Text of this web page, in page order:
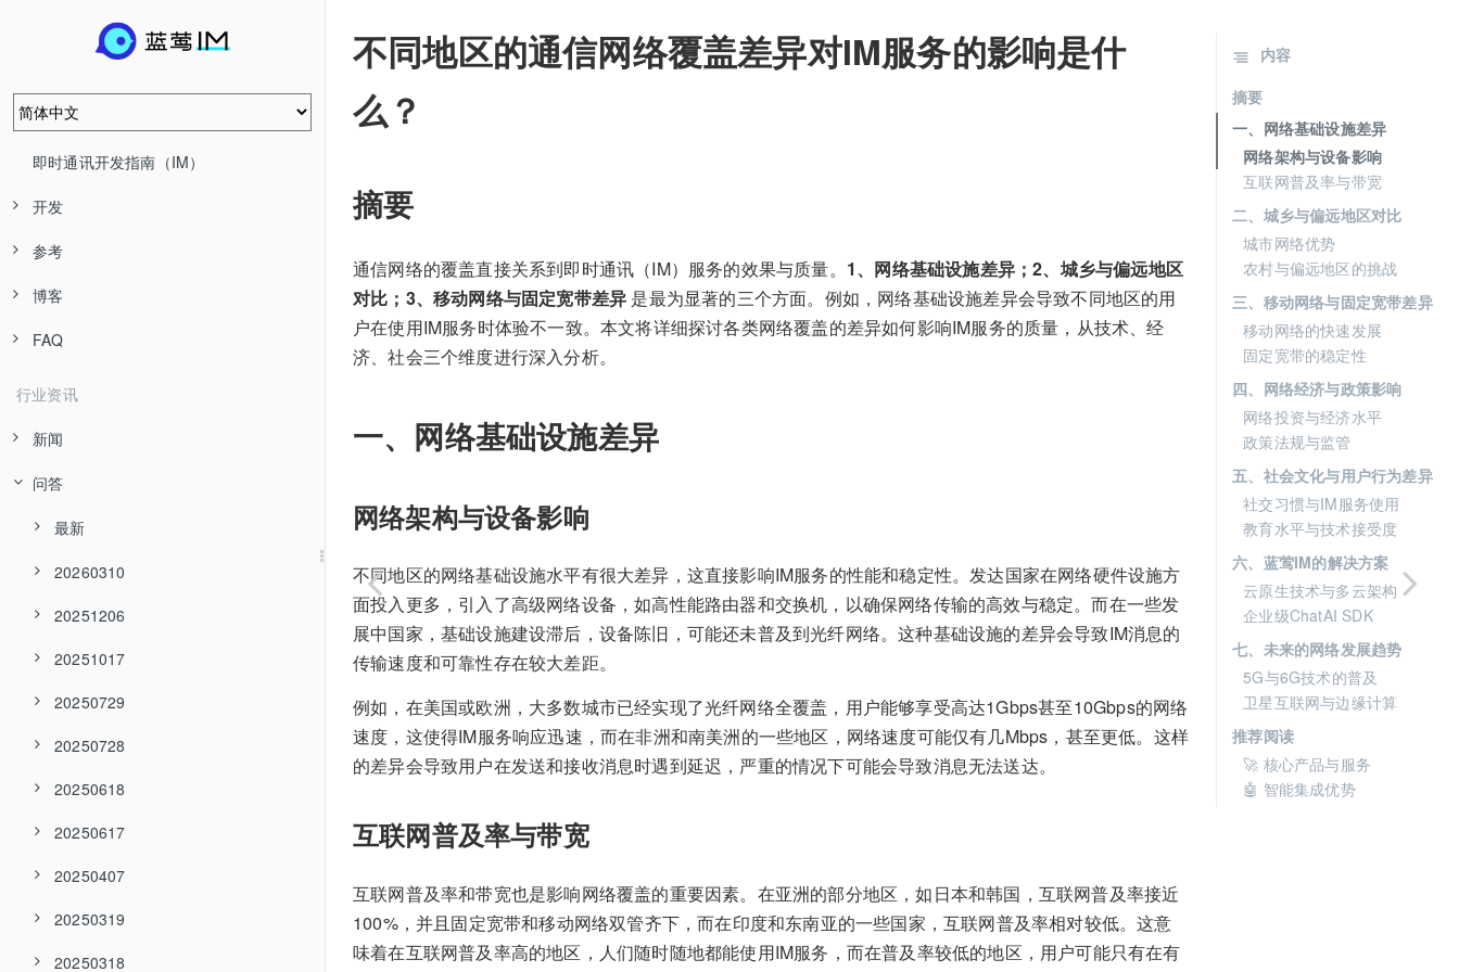
即时通讯开发指南（IM）
开发
参考
博客
FAQ
行业资讯
新闻
问答
最新
20260310
20251206
20251017
20250729
20250728
20250618
20250617
20250407
20250319
20250318
不同地区的通信网络覆盖差异对IM服务的影响是什
么？
摘要
通信网络的覆盖直接关系到即时通讯（IM）服务的效果与质量。 1、网络基础设施差异；2、城乡与偏远地区
对比；3、移动网络与固定宽带差异 是最为显著的三个方面。例如，网络基础设施差异会导致不同地区的用
户在使用IM服务时体验不一致。本文将详细探讨各类网络覆盖的差异如何影响IM服务的质量，从技术、经
济、社会三个维度进行深入分析。
一、网络基础设施差异
网络架构与设备影响
不同地区的网络基础设施水平有很大差异，这直接影响IM服务的性能和稳定性。发达国家在网络硬件设施方
面投入更多，引入了高级网络设备，如高性能路由器和交换机，以确保网络传输的高效与稳定。而在一些发
展中国家，基础设施建设滞后，设备陈旧，可能还未普及到光纤网络。这种基础设施的差异会导致IM消息的
传输速度和可靠性存在较大差距。
例如，在美国或欧洲，大多数城市已经实现了光纤网络全覆盖，用户能够享受高达1Gbps甚至10Gbps的网络
速度，这使得IM服务响应迅速，而在非洲和南美洲的一些地区，网络速度可能仅有几Mbps，甚至更低。这样
的差异会导致用户在发送和接收消息时遇到延迟，严重的情况下可能会导致消息无法送达。
互联网普及率与带宽
互联网普及率和带宽也是影响网络覆盖的重要因素。在亚洲的部分地区，如日本和韩国，互联网普及率接近
100%，并且固定宽带和移动网络双管齐下，而在印度和东南亚的一些国家，互联网普及率相对较低。这意
味着在互联网普及率高的地区，人们随时随地都能使用IM服务，而在普及率较低的地区，用户可能只有在有
内容
摘要
一、网络基础设施差异
网络架构与设备影响
互联网普及率与带宽
二、城乡与偏远地区对比
城市网络优势
农村与偏远地区的挑战
三、移动网络与固定宽带差异
移动网络的快速发展
固定宽带的稳定性
四、网络经济与政策影响
网络投资与经济水平
政策法规与监管
五、社会文化与用户行为差异
社交习惯与IM服务使用
教育水平与技术接受度
六、蓝莺IM的解决方案
云原生技术与多云架构
企业级ChatAI SDK
七、未来的网络发展趋势
5G与6G技术的普及
卫星互联网与边缘计算
推荐阅读
🚀 核心产品与服务
🤖 智能集成优势